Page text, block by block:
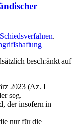
,
beschränkt auf
2023 (Az. I
sog.
der insofern in
nur für die